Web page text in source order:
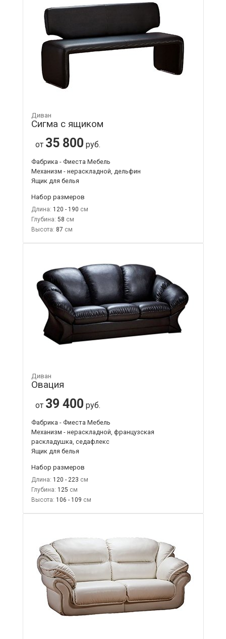
Диван
Сигма с ящиком
от 35 800 руб.
Фабрика - Фиеста Мебель
Механизм - нераскладной, дельфин
Ящик для белья
Набор размеров
Длина: 120 - 190
Глубина: 58
Высота: 87
Диван
Овация
от 39 400 руб.
Фабрика - Фиеста Мебель
Механизм - нераскладной, французская
раскладушка, седафлекс
Ящик для белья
Набор размеров
Длина: 120 - 223
Глубина: 125
Высота: 106 - 109